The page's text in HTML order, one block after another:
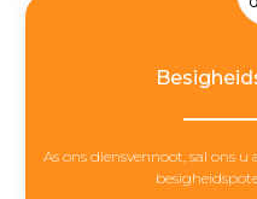
As ons diensvennoot, sal ons